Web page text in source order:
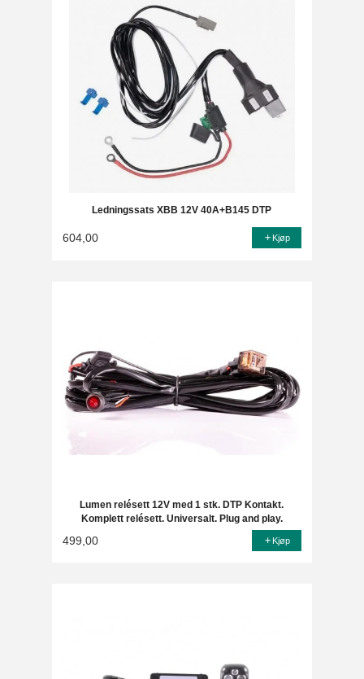
Ledningssats XBB 12V 40A+B145 DTP
604,00 Kjøp
Lumen relésett 12V med 1 stk. DTP Kontakt.
Komplett relésett. Universalt. Plug and play.
499,00 Kjøp